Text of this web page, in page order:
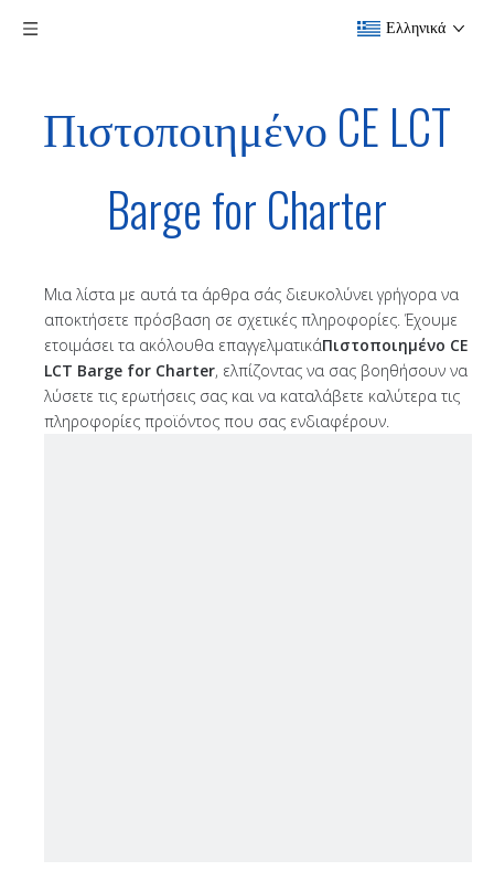
Ελληνικά
Πιστοποιημένο CE LCT
Barge for Charter
Μια λίστα με αυτά τα άρθρα σάς διευκολύνει γρήγορα να
αποκτήσετε πρόσβαση σε σχετικές πληροφορίες. Έχουμε
ετοιμάσει τα ακόλουθα επαγγελματικάΠιστοποιημένο CE
LCT Barge for Charter, ελπίζοντας να σας βοηθήσουν να
λύσετε τις ερωτήσεις σας και να καταλάβετε καλύτερα τις
πληροφορίες προϊόντος που σας ενδιαφέρουν.